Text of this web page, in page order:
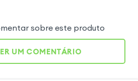
sobre este produto
UM COMENTÁRIO